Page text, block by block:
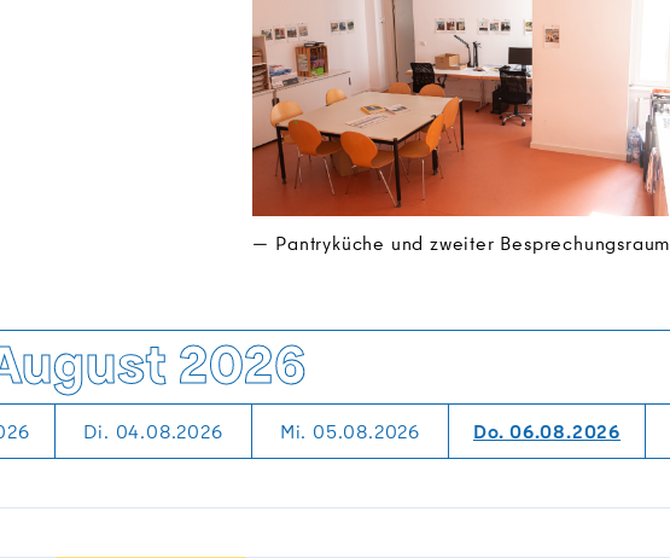
Pantryküche und zweiter Besprechungsraum
2026
Di. 04.08.2026 Mi. 05.08.2026 Do. 06.08.2026